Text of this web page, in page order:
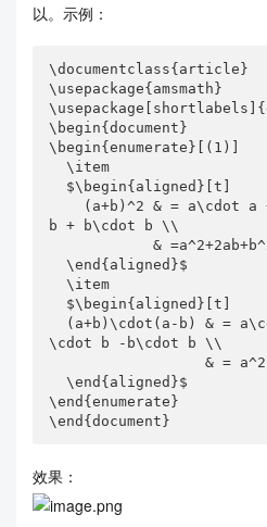
以。示例：
\documentclass{article}
\usepackage{amsmath}
\begin{document}
\begin{enumerate}[(1)]
  \item
b + b\cdot b \\
            & =a^2+2ab+b^2
  \end{aligned}$
  \item
\cdot b -b\cdot b \\
                  & = a^2-b^2
  \end{aligned}$
\end{enumerate}
\end{document}
效果：